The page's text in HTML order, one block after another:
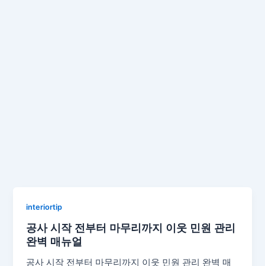
interiortip
공사 시작 전부터 마무리까지 이웃 민원 관리
완벽 매뉴얼
공사 시작 전부터 마무리까지 이웃 민원 관리 완벽 매